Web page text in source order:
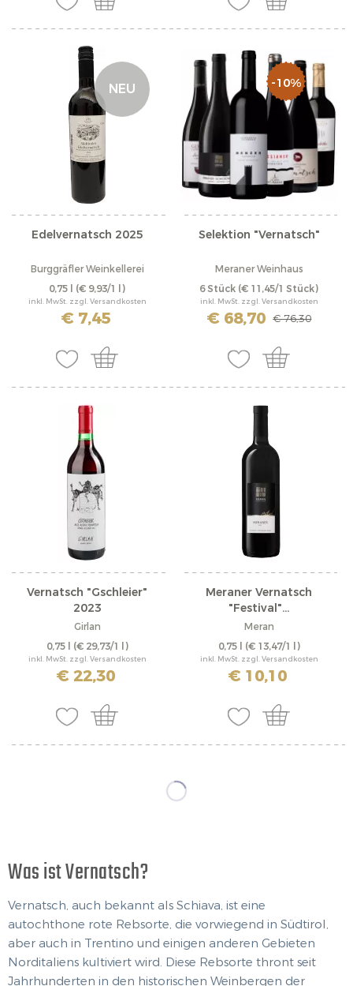
NEU
Edelvernatsch 2025
Burggräfler Weinkellerei
0,75 l (€ 9,93/1 l)
inkl. MwSt. zzgl. Versandkosten
€ 7,45
-10%
Selektion "Vernatsch"
Meraner Weinhaus
6 Stück (€ 11,45/1 Stück)
inkl. MwSt. zzgl. Versandkosten
€ 68,70 € 76,30
Vernatsch "Gschleier"
2023
Girlan
0,75 l (€ 29,73/1 l)
inkl. MwSt. zzgl. Versandkosten
€ 22,30
Meraner Vernatsch
"Festival"...
Meran
0,75 l (€ 13,47/1 l)
inkl. MwSt. zzgl. Versandkosten
€ 10,10
Was ist Vernatsch?
Vernatsch, auch bekannt als Schiava, ist eine
autochthone rote Rebsorte, die vorwiegend in Südtirol,
aber auch in Trentino und einigen anderen Gebieten
Norditaliens kultiviert wird. Diese Rebsorte thront seit
Jahrhunderten in den historischen Weinbergen der